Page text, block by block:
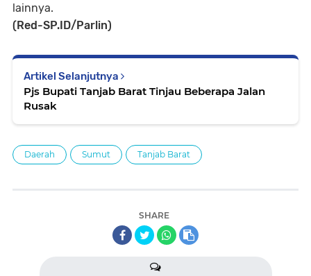
lainnya.
(Red-SP.ID/Parlin)
Artikel Selanjutnya
Pjs Bupati Tanjab Barat Tinjau Beberapa Jalan
Rusak
Daerah Sumut Tanjab Barat
SHARE